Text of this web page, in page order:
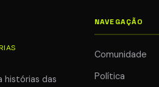
das
NAVEGAÇÃO
Comunidade
Política